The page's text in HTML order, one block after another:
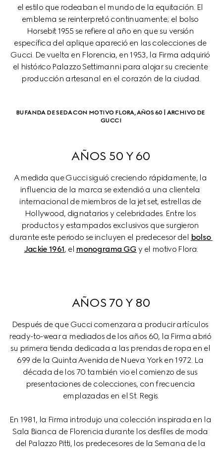
el estilo que rodeaban el mundo de la equitación. El
emblema se reinterpretó continuamente; el bolso
Horsebit 1955 se refiere al año en que su versión
específica del aplique apareció en las colecciones de
Gucci. De vuelta en Florencia, en 1953, la Firma adquirió
el histórico Palazzo Settimanni para alojar su creciente
producción artesanal en el corazón de la ciudad.
BUFANDA DE SEDA CON MOTIVO FLORA, AÑOS 60 | ARCHIVO DE
GUCCI
AÑOS 50 Y 60
A medida que Gucci siguió creciendo rápidamente, la
influencia de la marca se extendió a una clientela
internacional de miembros de la jet set, estrellas de
Hollywood, dignatarios y celebridades. Entre los
productos y estampados exclusivos que surgieron
durante este periodo se incluyen el predecesor del bolso
Jackie 1961, el monograma GG y el motivo Flora.
AÑOS 70 Y 80
Después de que Gucci comenzara a producir artículos
ready-to-wear a mediados de los años 60, la Firma abrió
su primera tienda dedicada a las prendas de ropa en el
699 de la Quinta Avenida de Nueva York en 1972. La
década de los 70 también vio el comienzo de sus
presentaciones de colecciones, con frecuencia
emplazadas en el St. Regis.
En 1981, la Firma introdujo una colección inspirada en la
Sala Bianca de Florencia durante los desfiles de moda
del Palazzo Pitti, los predecesores de la Semana de la